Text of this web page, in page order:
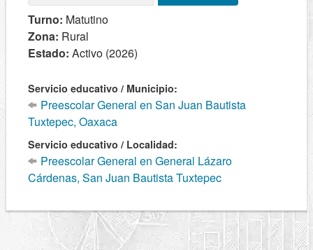
Turno: Matutino
Zona: Rural
Estado: Activo (2026)
Servicio educativo / Municipio:
Preescolar General en San Juan Bautista
Tuxtepec, Oaxaca
Servicio educativo / Localidad:
Preescolar General en General Lázaro
Cárdenas, San Juan Bautista Tuxtepec